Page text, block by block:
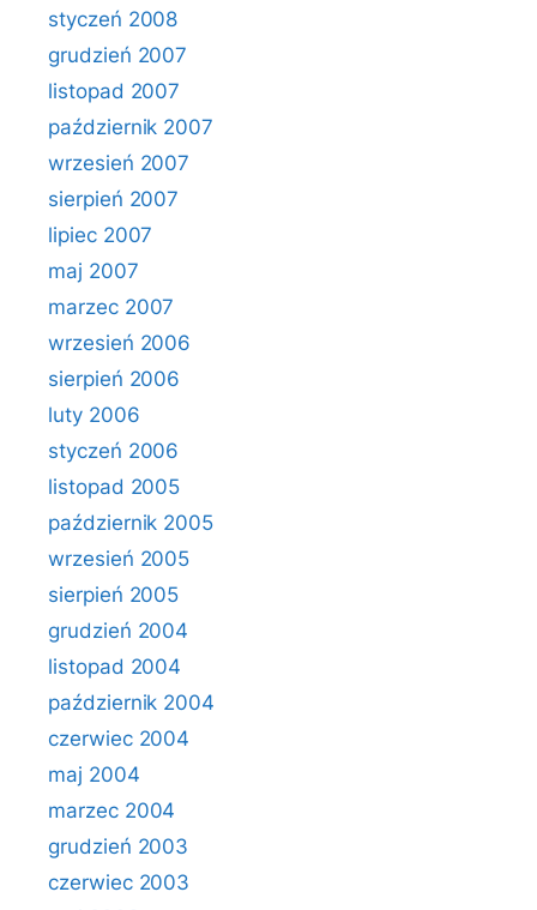
styczeń 2008
grudzień 2007
listopad 2007
październik 2007
wrzesień 2007
sierpień 2007
lipiec 2007
maj 2007
marzec 2007
wrzesień 2006
sierpień 2006
luty 2006
styczeń 2006
listopad 2005
październik 2005
wrzesień 2005
sierpień 2005
grudzień 2004
listopad 2004
październik 2004
czerwiec 2004
maj 2004
marzec 2004
grudzień 2003
czerwiec 2003